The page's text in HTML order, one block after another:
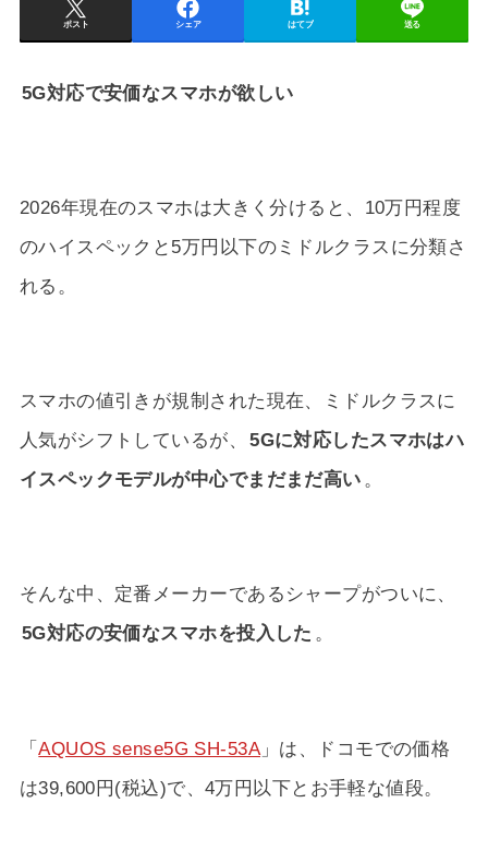
ポスト シェア はてブ 送る
5G対応で安価なスマホが欲しい
2026年現在のスマホは大きく分けると、10万円程度
のハイスペックと5万円以下のミドルクラスに分類さ
れる。
スマホの値引きが規制された現在、ミドルクラスに
人気がシフトしているが、 5Gに対応したスマホはハ
イスペックモデルが中心でまだまだ高い 。
そんな中、定番メーカーであるシャープがついに、
5G対応の安価なスマホを投入した 。
「AQUOS sense5G SH-53A」は、ドコモでの価格
は39,600円(税込)で、4万円以下とお手軽な値段。